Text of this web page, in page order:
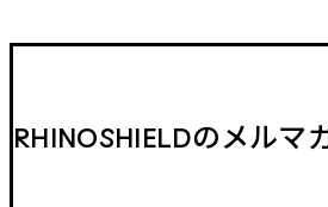
RHINOSHIELDのメルマ